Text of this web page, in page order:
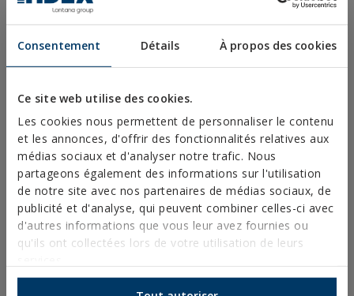
Consentement Détails À propos des cookies
Ce site web utilise des cookies.
Les cookies nous permettent de personnaliser le contenu
et les annonces, d'offrir des fonctionnalités relatives aux
médias sociaux et d'analyser notre trafic. Nous
partageons également des informations sur l'utilisation
de notre site avec nos partenaires de médias sociaux, de
publicité et d'analyse, qui peuvent combiner celles-ci avec
d'autres informations que vous leur avez fournies ou
qu'ils ont collectées lors de votre utilisation de leurs
d’informations